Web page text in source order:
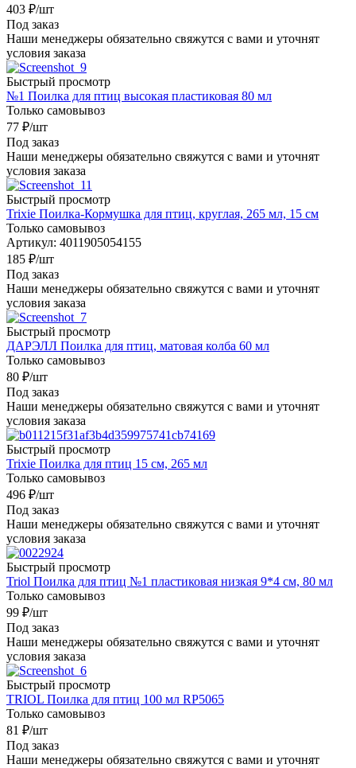
403 ₽/шт
Под заказ
Наши менеджеры обязательно свяжутся с вами и уточнят
условия заказа
Быстрый просмотр
№1 Поилка для птиц высокая пластиковая 80 мл
Только самовывоз
77 ₽/шт
Под заказ
Наши менеджеры обязательно свяжутся с вами и уточнят
условия заказа
Быстрый просмотр
Trixie Поилка-Кормушка для птиц, круглая, 265 мл, 15 см
Только самовывоз
Артикул: 4011905054155
185 ₽/шт
Под заказ
Наши менеджеры обязательно свяжутся с вами и уточнят
условия заказа
Быстрый просмотр
ДАРЭЛЛ Поилка для птиц, матовая колба 60 мл
Только самовывоз
80 ₽/шт
Под заказ
Наши менеджеры обязательно свяжутся с вами и уточнят
условия заказа
Быстрый просмотр
Trixie Поилка для птиц 15 см, 265 мл
Только самовывоз
496 ₽/шт
Под заказ
Наши менеджеры обязательно свяжутся с вами и уточнят
условия заказа
Быстрый просмотр
Triol Поилка для птиц №1 пластиковая низкая 9*4 см, 80 мл
Только самовывоз
99 ₽/шт
Под заказ
Наши менеджеры обязательно свяжутся с вами и уточнят
условия заказа
Быстрый просмотр
TRIOL Поилка для птиц 100 мл RP5065
Только самовывоз
81 ₽/шт
Под заказ
Наши менеджеры обязательно свяжутся с вами и уточнят